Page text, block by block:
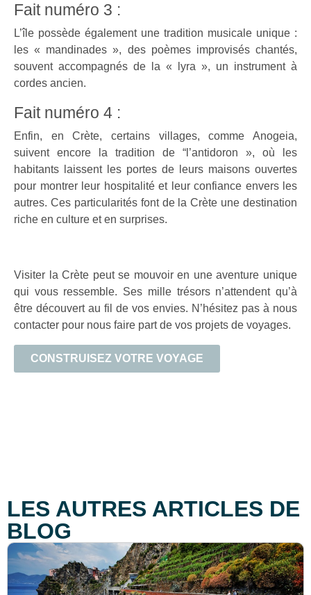
Fait numéro 3 :
L’île possède également une tradition musicale unique :
les « mandinades », des poèmes improvisés chantés,
souvent accompagnés de la « lyra », un instrument à
cordes ancien.
Fait numéro 4 :
Enfin, en Crète, certains villages, comme Anogeia,
suivent encore la tradition de “l’antidoron », où les
habitants laissent les portes de leurs maisons ouvertes
pour montrer leur hospitalité et leur confiance envers les
autres. Ces particularités font de la Crète une destination
riche en culture et en surprises.
Visiter la Crète peut se mouvoir en une aventure unique
qui vous ressemble. Ses mille trésors n’attendent qu’à
être découvert au fil de vos envies. N’hésitez pas à nous
contacter pour nous faire part de vos projets de voyages.
CONSTRUISEZ VOTRE VOYAGE
LES AUTRES ARTICLES DE
BLOG